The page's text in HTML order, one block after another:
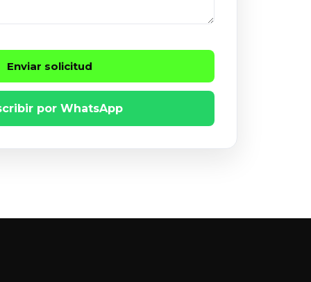
Enviar solicitud
por WhatsApp